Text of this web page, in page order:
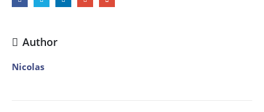
Author
Nicolas